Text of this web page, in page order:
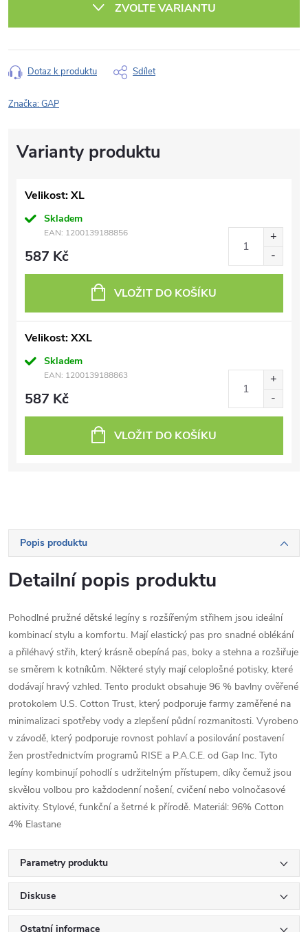
ZVOLTE VARIANTU
Dotaz k produktu Sdílet
Značka:GAP
Velikost: XL
Skladem
EAN: 1200139188856
587 Kč
VLOŽIT DO KOŠÍKU
Velikost: XXL
Skladem
EAN: 1200139188863
587 Kč
VLOŽIT DO KOŠÍKU
Popis produktu
Detailní popis produktu
Pohodlné pružné dětské legíny s rozšířeným střihem jsou ideální
kombinací stylu a komfortu. Mají elastický pas pro snadné oblékání
a přiléhavý střih, který krásně obepíná pas, boky a stehna a rozšiřuje
se směrem k kotníkům. Některé styly mají celoplošné potisky, které
dodávají hravý vzhled. Tento produkt obsahuje 96 % bavlny ověřené
protokolem U.S. Cotton Trust, který podporuje farmy zaměřené na
minimalizaci spotřeby vody a zlepšení půdní rozmanitosti. Vyrobeno
v závodě, který podporuje rovnost pohlaví a posilování postavení
žen prostřednictvím programů RISE a P.A.C.E. od Gap Inc. Tyto
legíny kombinují pohodlí s udržitelným přístupem, díky čemuž jsou
skvělou volbou pro každodenní nošení, cvičení nebo volnočasové
aktivity. Stylové, funkční a šetrné k přírodě. Materiál: 96% Cotton
4% Elastane
Parametry produktu
Diskuse
Ostatní informace